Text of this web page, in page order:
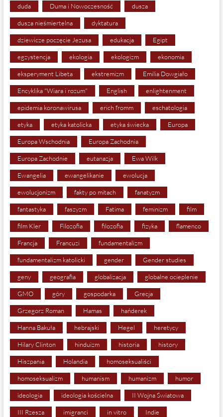
duda Duma i Nowoczesność dusza
dusza nieśmiertelna dyktatura
dziewicze poczęcie Jezusa edukacja Egipt
egzystencja ekologia ekologizm ekonomia
eksperyment Libeta ekstremizm Emilia Dowgiało
Encyklika "Wiara i rozum" English enlightenment
epidemia koronawirusa erich fromm eschatologia
etyka etyka katolicka etyka świecka Europa
Europa Wschodnia Europa Zachodnia
Europa Zachodnie eutanazja Ewa Wilk
Ewangelia ewangelikanie ewolucja
ewolucjonizm fakty po mitach fanatyzm
fantastyka faszyzm Fatima feminizm film
film Kler Filozofia filozofia fizyka flamenco
Francja Francuzi fundamentalizm
fundamentalizm katolicki gender Gender studies
geny geografia globalizacja globalne ocieplenie
GMO góry gospodarka Grecja
Grzegorz Roman Hamas hańderek
Hanna Bakuła hebrajski Hegel heretycy
Hilary Clinton hinduizm historia history
Hiszpania Holandia homoseksualiści
homoseksualizm humanism humanizm humor
ideologia ideologia kościelna II Wojna Światowa
III Rzesza imigranci in vitro Indie